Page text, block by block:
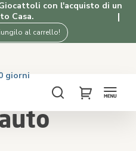
con l'acquisto di un
Casa.
al carrello!
nella consegna a causa del
ordini effettuati dal 06/08
il 24/08. Ci scusiamo per gli
ciò può causare.
i €50. Acquista ora!
i nostri prodotti
lavorativi
giorni
Cerca
My Cart